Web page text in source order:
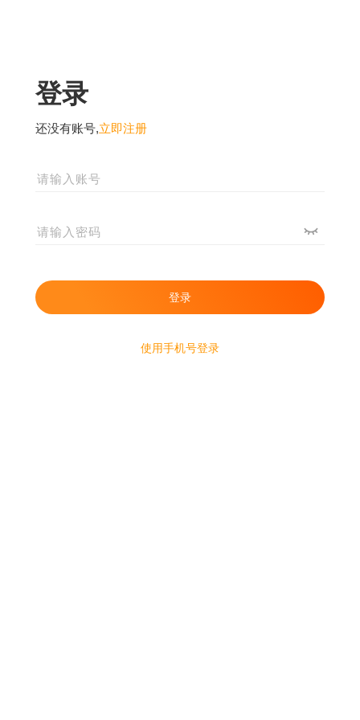
登录
还没有账号,立即注册
使用手机号登录